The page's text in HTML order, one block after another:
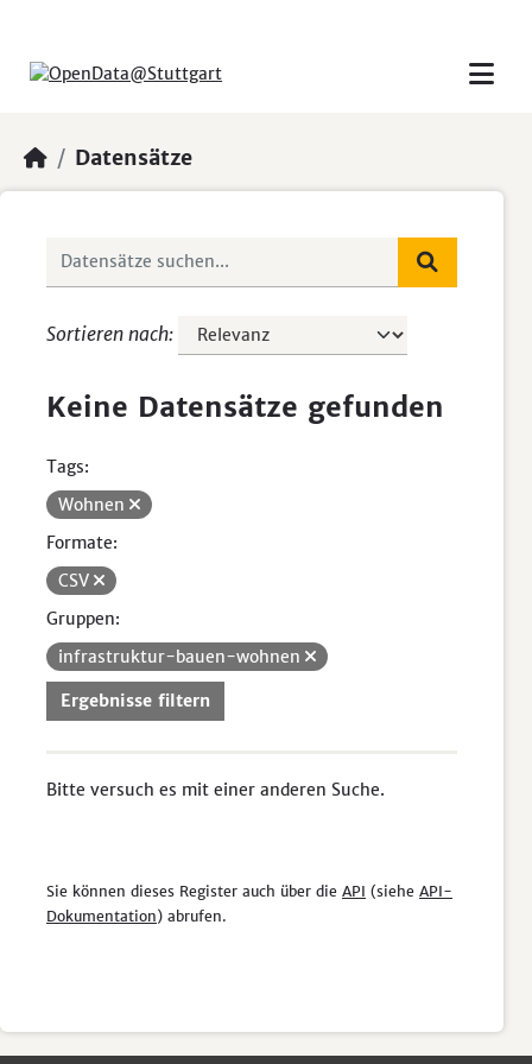
Datensätze
Sortieren nach
Keine Datensätze gefunden
Tags:
Wohnen
Formate:
CSV
Gruppen:
infrastruktur-bauen-wohnen
Ergebnisse filtern
Bitte versuch es mit einer anderen Suche.
Sie können dieses Register auch über die API (siehe API-
Dokumentation) abrufen.